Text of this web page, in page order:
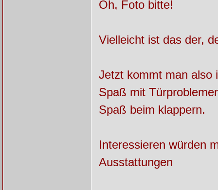
Oh, Foto bitte!
Vielleicht ist das der,
Jetzt kommt man also
Spaß mit
Spaß beim klappern.
Interessieren würden
Ausstattungen